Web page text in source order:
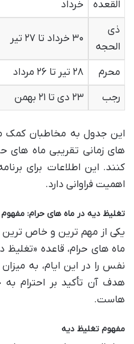
القعده
خرداد
ذی
الحجه
۳۰ خرداد تا ۲۷ تیر
محرم ۲۸ تیر تا ۲۶ مرداد
رجب
۲۳ دی تا ۲۱ بهمن
این جدول به مخاطبان کمک
های زمانی تقریبی ماه های
کنند. این اطلاعات برای
اهمیت فراوانی دارد.
تغلیظ دیه در ماه های حرام: مفهوم
یکی از مهم ترین و خاص
ماه های حرام، قاعده
نفس را در این ایام، به
هدف آن تأکید بر احترام
هاست.
مفهوم تغلیظ دیه